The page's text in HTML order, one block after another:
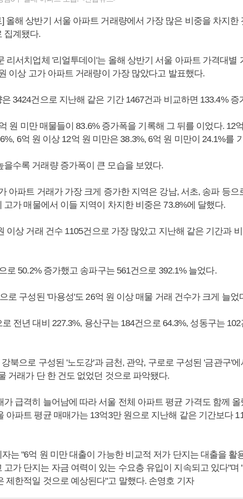
올해 상반기 서울 아파트 거래량에서 가장 많은 비중을 차지한
집계됐다.
리서치업체 '리얼투데이'는 올해 상반기 서울 아파트 가격대별
이상 고가 아파트 거래량이 가장 많았다고 발표했다.
3424건으로 지난해 같은 기간 1467건과 비교하면 133.4% 증
원 미만 매물들이 83.6% 증가폭을 기록해 그 뒤를 이었다. 12
6억 원 이상 12억 원 미만은 38.3%, 6억 원 미만이 24.1%를
을수록 거래량 증가폭이 큰 모습을 보였다.
아파트 거래가 가장 크게 증가한 지역은 강남, 서초, 송파 등으
고가 매물에서 이들 지역이 차지한 비중은 73.8%에 달했다.
이상 거래 건수 1105건으로 가장 많았고 지난해 같은 기간과
로 50.2% 증가했고 송파구는 561건으로 392.1% 늘었다.
로 구성된 '마용성'도 26억 원 이상 매물 거래 건수가 크게 늘었
전년 대비 227.3%, 용산구는 184건으로 64.3%, 성동구는
북으로 구성된 '노도강'과 금천, 관악, 구로로 구성된 '금관구'에
거래가 단 한 건도 없었던 것으로 파악됐다.
가 급격히 늘어남에 따라 서울 전체 아파트 평균 가격도 함께 올
아파트 평균 매매가는 13억3만 원으로 지난해 같은 기간보다
는 "6억 원 미만 대출이 가능한 비교적 저가 단지는 대출을 활
고가 단지는 자금 여력이 있는 수요층 유입이 지속되고 있다"며
제한적일 것으로 예상된다"고 말했다. 손영호 기자